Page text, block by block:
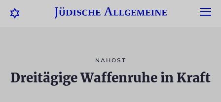
NAHOST
Dreitägige Waffenruhe in Kraft